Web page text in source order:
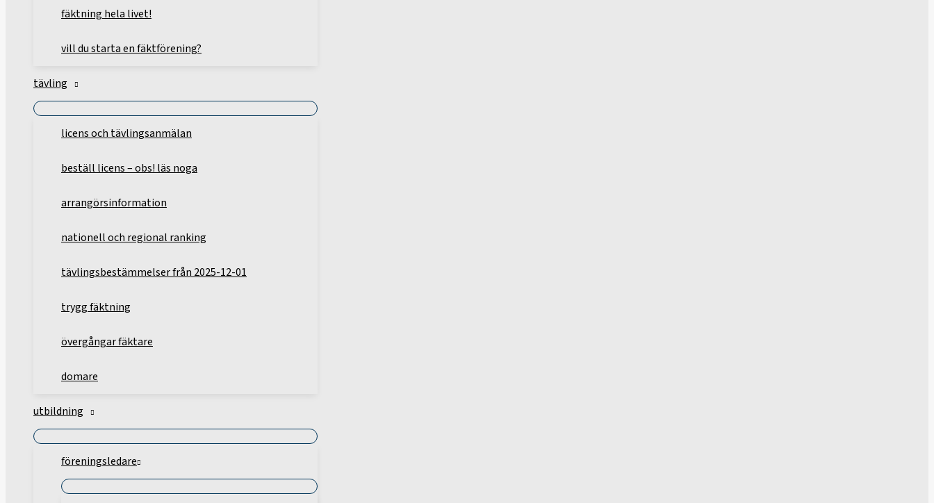
fäktning hela livet!
vill du starta en fäktförening?
tävling
licens och tävlingsanmälan
beställ licens – obs! läs noga
arrangörsinformation
nationell och regional ranking
tävlingsbestämmelser från 2025-12-01
trygg fäktning
övergångar fäktare
domare
utbildning
föreningsledare